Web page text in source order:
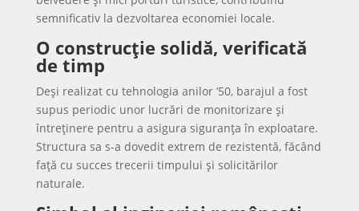
semnificativ la dezvoltarea economiei locale.
O construcție solidă, verificată
de timp
Deși realizat cu tehnologia anilor ’50, barajul a fost
supus periodic unor lucrări de monitorizare și
întreținere pentru a asigura siguranța în exploatare.
Structura sa s-a dovedit extrem de rezistentă, făcând
față cu succes trecerii timpului și solicitărilor
naturale.